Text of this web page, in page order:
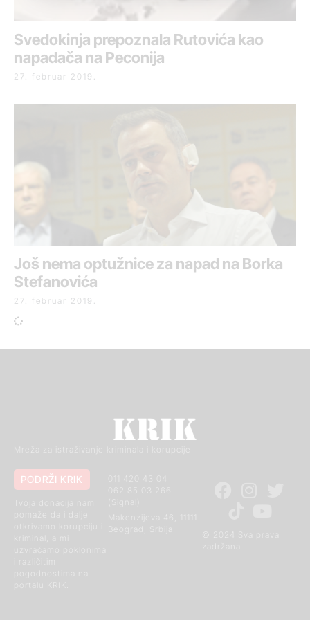
Svedokinja prepoznala Rutovića kao
napadača na Peconija
27. februar 2019.
Još nema optužnice za napad na Borka
Stefanovića
27. februar 2019.
Mreža za istraživanje kriminala i korupcije
© 2024 Sva prava
011 420 43 04
Makenzijeva 46, 11111
PODRŽI KRIK
otkrivamo korupciju i
kriminal, a mi
uzvraćamo poklonima
i različitim
pogodnostima na
portalu KRIK.